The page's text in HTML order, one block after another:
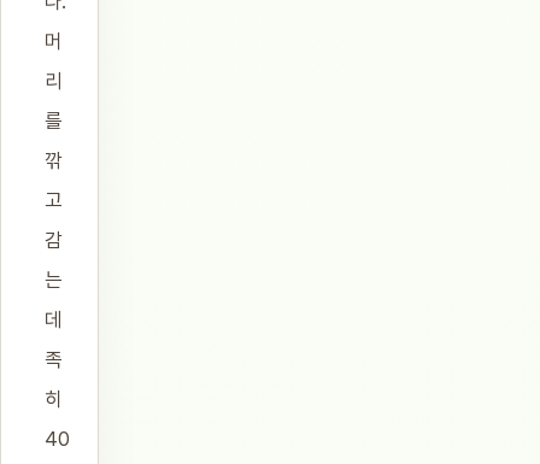
머
리
를
깎
고
감
는
데
족
히
40